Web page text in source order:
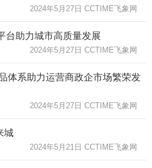
2024年5月27日 CCTIME飞象网
台助力城市高质量发展
2024年5月27日 CCTIME飞象网
体系助力运营商政企市场繁荣发
2024年5月27日 CCTIME飞象网
城
2024年5月21日 CCTIME飞象网